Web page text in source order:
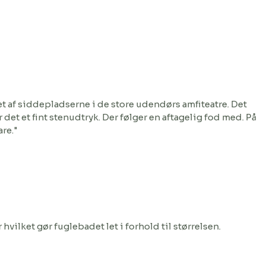
af siddepladserne i de store udendørs amfiteatre. Det
et fint stenudtryk. Der følger en aftagelig fod med. På
hvilket gør fuglebadet let i forhold til størrelsen.